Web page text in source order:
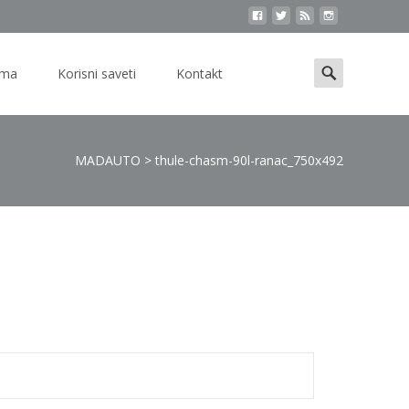
Korisni saveti Kontakt
Search
for:
MADAUTO > thule-chasm-90l-ranac_750x492